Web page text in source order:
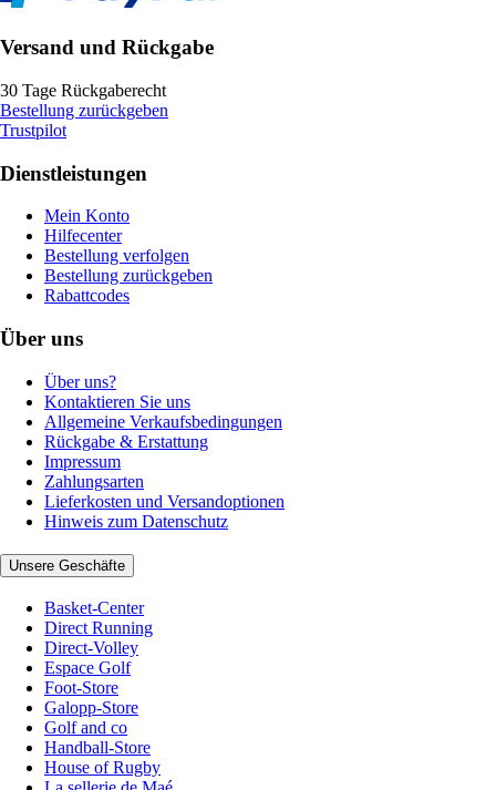
Versand und Rückgabe
30 Tage Rückgaberecht
Bestellung zurückgeben
Trustpilot
Dienstleistungen
Mein Konto
Hilfecenter
Bestellung verfolgen
Bestellung zurückgeben
Rabattcodes
Über uns
Über uns?
Kontaktieren Sie uns
Allgemeine Verkaufsbedingungen
Rückgabe & Erstattung
Impressum
Zahlungsarten
Lieferkosten und Versandoptionen
Hinweis zum Datenschutz
Unsere Geschäfte
Basket-Center
Direct Running
Direct-Volley
Espace Golf
Foot-Store
Galopp-Store
Golf and co
Handball-Store
House of Rugby